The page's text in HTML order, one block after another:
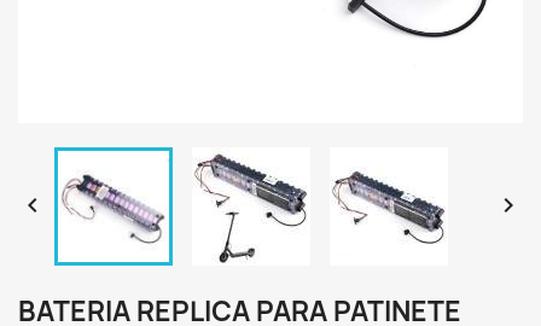
 
BATERIA REPLICA PARA PATINETE